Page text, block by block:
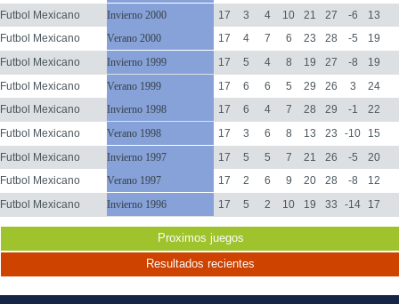
Futbol Mexicano
Invierno 2000 17 3 4 10 21 27 -6
13
Futbol Mexicano
Verano 2000 17 4 7 6 23 28 -5
19
Futbol Mexicano
Invierno 1999 17 5 4 8 19 27 -8
19
Futbol Mexicano
Verano 1999 17 6 6 5 29 26 3
24
Futbol Mexicano
Invierno 1998 17 6 4 7 28 29 -1
22
Futbol Mexicano
Verano 1998 17 3 6 8 13 23 -10
15
Futbol Mexicano
Invierno 1997 17 5 5 7 21 26 -5
20
Futbol Mexicano
Verano 1997 17 2 6 9 20 28 -8
12
Futbol Mexicano
Invierno 1996 17 5 2 10 19 33 -14 17
Proximos juegos
Resultados recientes